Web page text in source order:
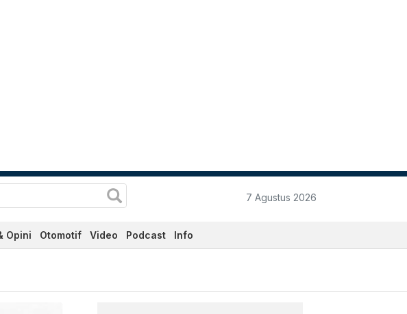
7 Agustus 2026
Opini Otomotif Video Podcast Info
Ini - Katadata.co.id